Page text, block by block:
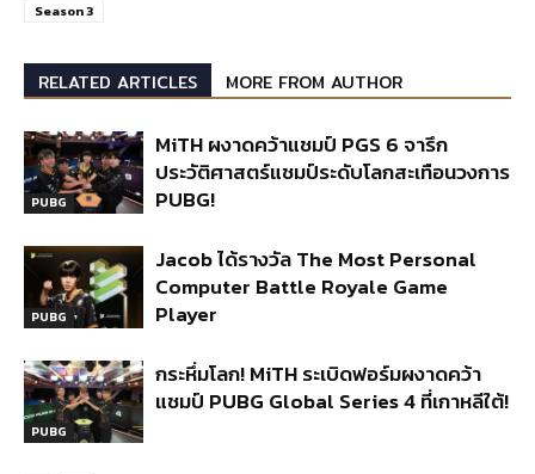
Season 3
RELATED ARTICLES MORE FROM AUTHOR
PUBG
MiTH ผงาดคว้าแชมป์ PGS 6 จารึก
ประวัติศาสตร์แชมป์ระดับโลกสะเทือนวงการ
PUBG!
PUBG
Jacob ได้รางวัล The Most Personal
Computer Battle Royale Game
Player
PUBG
กระหึ่มโลก! MiTH ระเบิดฟอร์มผงาดคว้า
แชมป์ PUBG Global Series 4 ที่เกาหลีใต้!